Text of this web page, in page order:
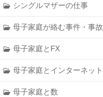
シングルマザーの仕事
母子家庭が絡む事件・事故
母子家庭とFX
母子家庭とインターネット
母子家庭と数